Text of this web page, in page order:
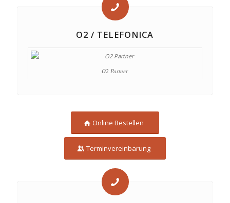
O2 / TELEFONICA
O2 Partner
Online Bestellen
Terminvereinbarung